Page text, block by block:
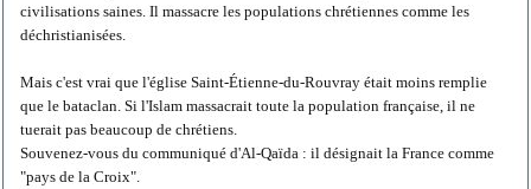
civilisations saines. Il massacre les populations chrétiennes comme les
déchristianisées.
Mais c'est vrai que l'église Saint-Étienne-du-Rouvray était moins remplie
que le bataclan. Si l'Islam massacrait toute la population française, il ne
tuerait pas beaucoup de chrétiens.
Souvenez-vous du communiqué d'Al-Qaïda : il désignait la France comme
"pays de la Croix".